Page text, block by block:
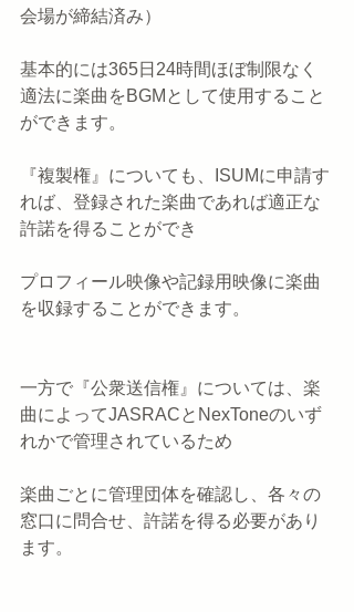
会場が締結済み）
基本的には365日24時間ほぼ制限なく
適法に楽曲をBGMとして使用すること
ができます。
『複製権』についても、ISUMに申請す
れば、登録された楽曲であれば適正な
許諾を得ることができ
プロフィール映像や記録用映像に楽曲
を収録することができます。
一方で『公衆送信権』については、楽
曲によってJASRACとNexToneのいず
れかで管理されているため
楽曲ごとに管理団体を確認し、各々の
窓口に問合せ、許諾を得る必要があり
ます。